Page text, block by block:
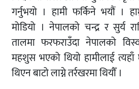
गर्नुभयो । हामी फर्किने भयौं ।
मोडियो । नेपालको चन्द्र र सुर्य
तालमा फरफराउँदा नेपालको
महशुस भएको थियो हामीलाई
थिएन बाटो लाग्ने तर्रखरमा थियौँ ।